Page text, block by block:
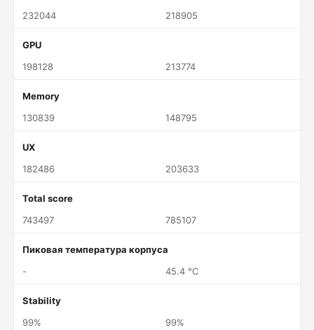
232044
218905
GPU
198128
213774
Memory
130839
148795
UX
182486
203633
Total score
743497
785107
Пиковая температура корпуса
-
45.4 °C
Stability
99%
99%